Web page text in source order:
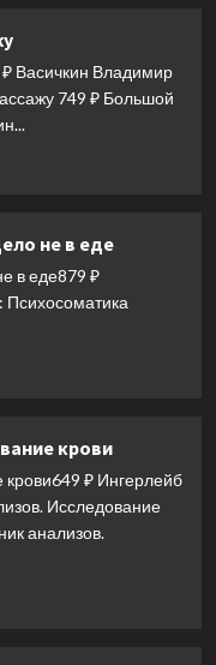
Васичкин Владимир
749 ₽ Большой
не в еде
в еде879 ₽
крови
₽ Ингерлейб
Исследование
анализов.